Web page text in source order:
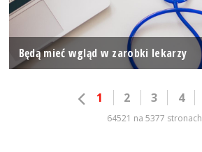
Będą mieć wgląd w zarobki lekarzy
1 2 3 4
64521 na 5377 stronach